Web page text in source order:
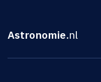
Astronomie.nl